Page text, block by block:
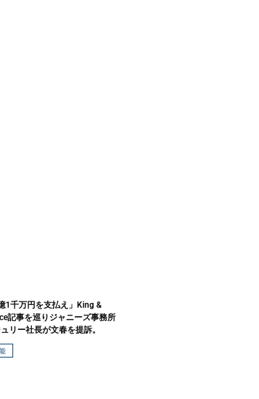
1千万円を支払え」King &
記事を巡りジャニーズ事務所
リー社長が文春を提訴。